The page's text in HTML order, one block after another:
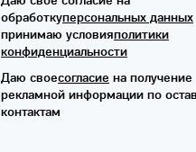
обработкуперсональных данных
принимаю условияполитики
конфиденциальности
Даю своесогласие на получение
рекламной информации по
контактам